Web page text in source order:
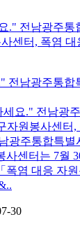
전남광주통합
요." 전남광
자원봉사센터
광주통합특별
사센터는 7월
폭염 대응 자원
30